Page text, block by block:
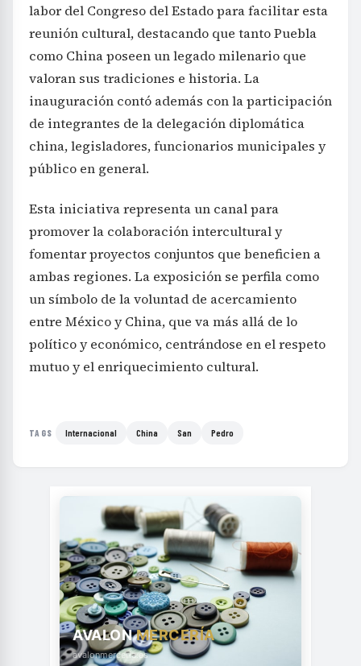
labor del Congreso del Estado para facilitar esta
reunión cultural, destacando que tanto Puebla
como China poseen un legado milenario que
valoran sus tradiciones e historia. La
inauguración contó además con la participación
de integrantes de la delegación diplomática
china, legisladores, funcionarios municipales y
público en general.
Esta iniciativa representa un canal para
promover la colaboración intercultural y
fomentar proyectos conjuntos que beneficien a
ambas regiones. La exposición se perfila como
un símbolo de la voluntad de acercamiento
entre México y China, que va más allá de lo
político y económico, centrándose en el respeto
mutuo y el enriquecimiento cultural.
TAGS Internacional China San Pedro
AVALONMERCERÍA
avalonmerceria.es